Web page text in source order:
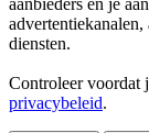
aanbieders en je
diensten.
Controleer voordat
privacybeleid.